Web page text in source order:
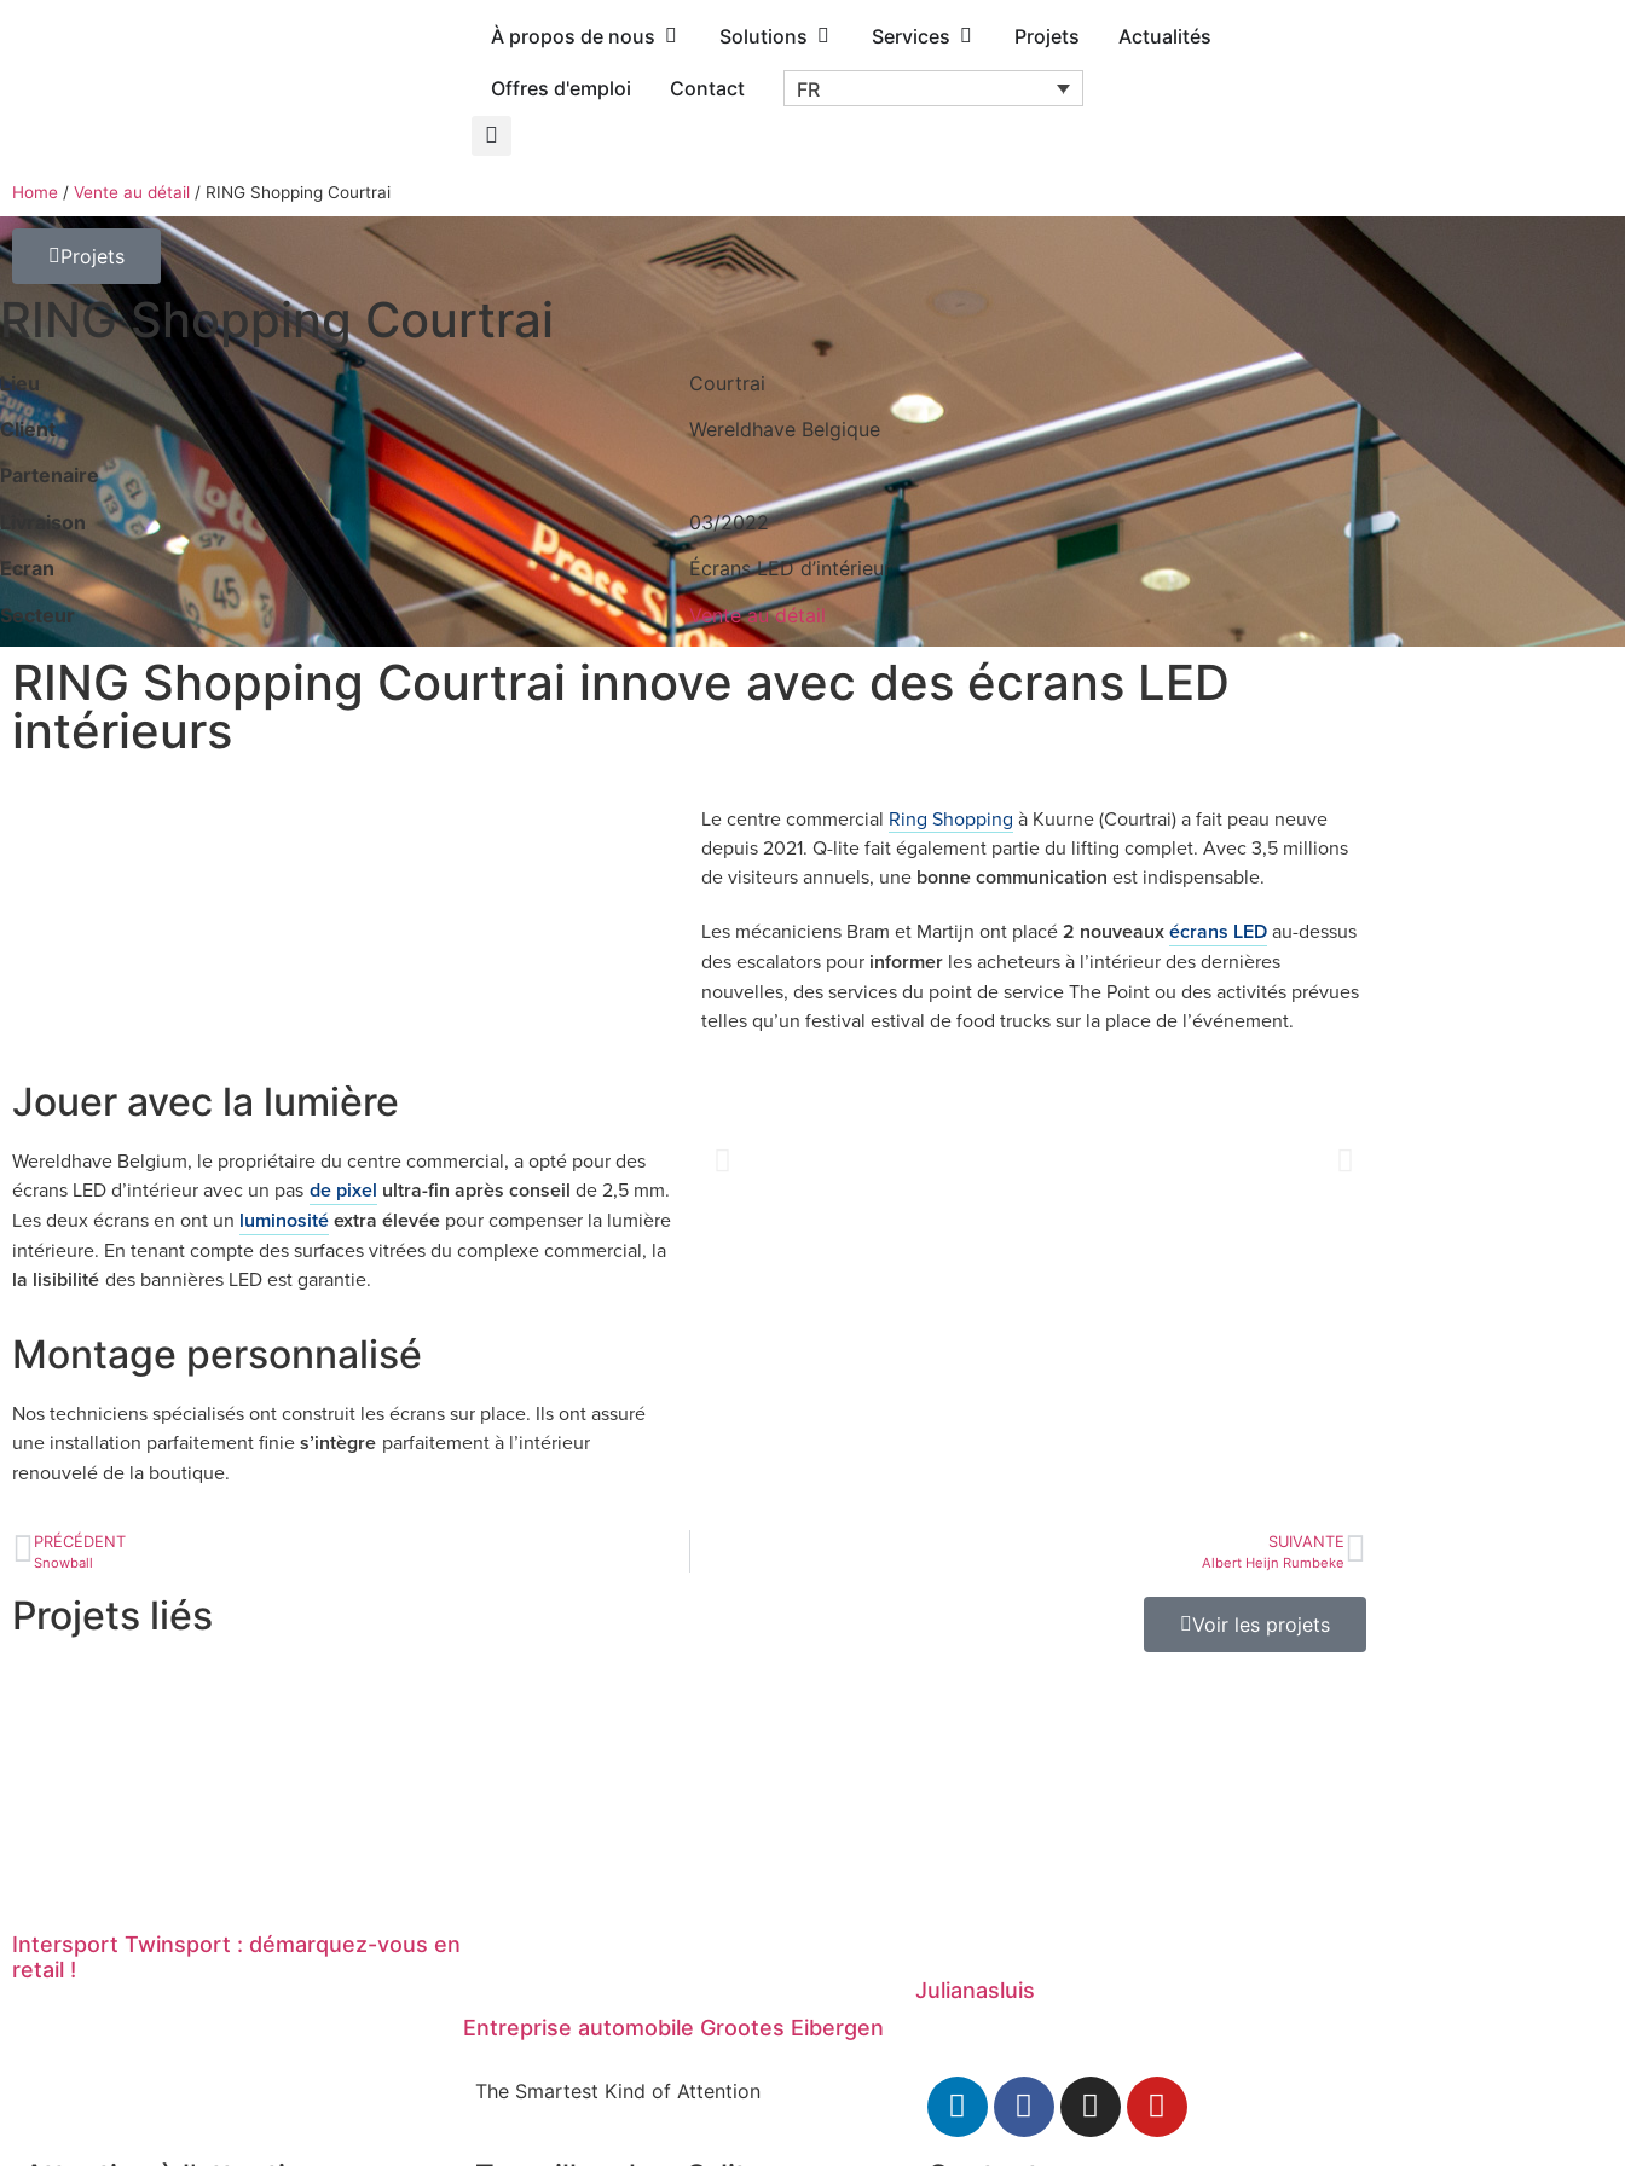
À propos de nous Solutions Services Projets Actualités
Offres d'emploi Contact FR
Home / Vente au détail / RING Shopping Courtrai
Projets
RING Shopping Courtrai
Lieu
Courtrai
Client
Wereldhave Belgique
Partenaire
Livraison
03/2022
Ecran
Écrans LED d’intérieur
Secteur
Vente au détail
RING Shopping Courtrai innove avec des écrans LED
intérieurs
Le centre commercial Ring Shopping à Kuurne (Courtrai) a fait peau neuve
depuis 2021. Q-lite fait également partie du lifting complet. Avec 3,5 millions
de visiteurs annuels, une bonne communication est indispensable.
Les mécaniciens Bram et Martijn ont placé2 nouveauxécrans LEDau-dessus
des escalators pour informer les acheteurs à l’intérieur des dernières
nouvelles, des services du point de service The Point ou des activités prévues
telles qu’un festival estival de food trucks sur la place de l’événement.
Jouer avec la lumière
Wereldhave Belgium, le propriétaire du centre commercial, a opté pour des
écrans LED d’intérieur avec un pas de pixel ultra-fin après conseil de 2,5 mm.
Les deux écrans en ont un luminositéextra élevée pour compenser la lumière
intérieure. En tenant compte des surfaces vitrées du complexe commercial, la
la lisibilité des bannières LED est garantie.
Montage personnalisé
Nos techniciens spécialisés ont construit les écrans sur place. Ils ont assuré
une installation parfaitement finies’intègre parfaitement à l’intérieur
renouvelé de la boutique.
PRÉCÉDENT
Snowball
SUIVANTE
Albert Heijn Rumbeke
Projets liés Voir les projets
Intersport Twinsport : démarquez-vous en
retail !
Entreprise automobile Grootes Eibergen
Julianasluis
The Smartest Kind of Attention